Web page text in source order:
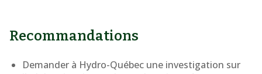
Recommandations
Demander à Hydro-Québec une investigation sur